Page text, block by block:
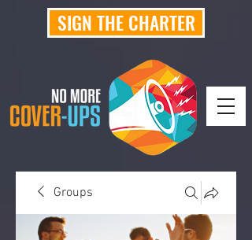
SIGN THE CHARTER
Groups